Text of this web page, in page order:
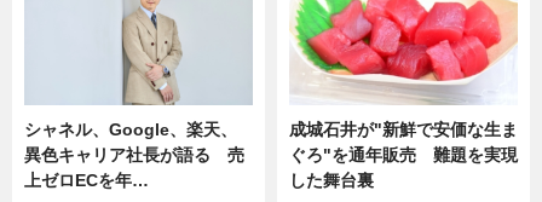
シャネル、Google、楽天、
異色キャリア社長が語る 売
上ゼロECを年…
成城石井が"新鮮で安価な生ま
ぐろ"を通年販売 難題を実現
した舞台裏